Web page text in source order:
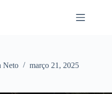
Neto março 21, 2025